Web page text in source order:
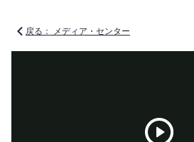
戻る： メディア・センター